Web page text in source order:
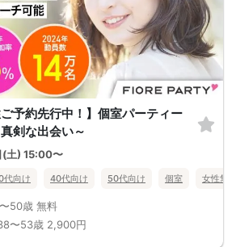
ご予約先行中！】個室パーティー
剣な出会い～
(土) 15:00〜
代向け 40代向け 50代向け 個室 女性無
50歳 無料
〜53歳 2,900円